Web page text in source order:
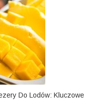
Do Lodów: Kluczowe